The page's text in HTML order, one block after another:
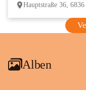
Hauptstraße 36,
Alben